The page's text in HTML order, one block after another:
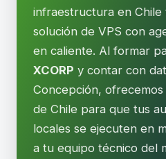
infraestructura en
solución de VPS con
en caliente. Al formar
XCORP y contar con
Concepción, ofrecemos
de Chile para que tus
locales se ejecuten en
a tu equipo técnico del